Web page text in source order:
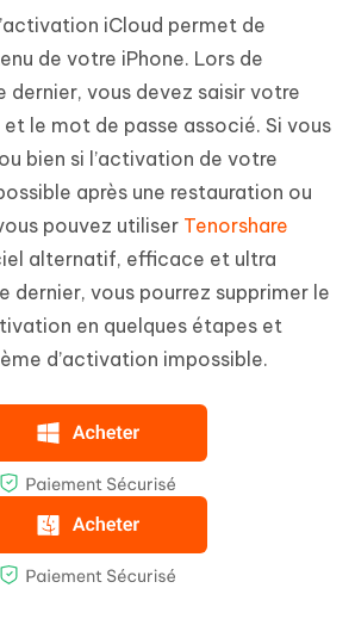
iCloud permet de
de votre iPhone. Lors de
dernier, vous devez saisir votre
le mot de passe associé. Si vous
bien si l’activation de votre
après une restauration ou
pouvez utiliser Tenorshare
alternatif, efficace et ultra
dernier, vous pourrez supprimer le
en quelques étapes et
d’activation impossible.